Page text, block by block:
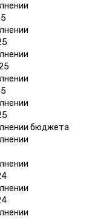
бюджета